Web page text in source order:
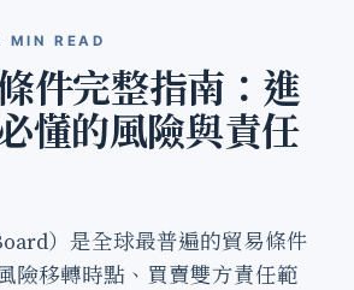
MIN READ
件完整指南：進
懂的風險與責任
）是全球最普遍的貿易條件
險移轉時點、買賣雙方責任範